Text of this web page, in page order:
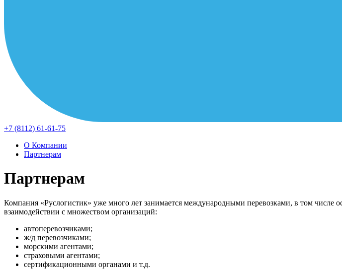
+7 (8112) 61-61-75
О Компании
Партнерам
Партнерам
Компания «Руслогистик» уже много лет занимается международными перевозками, в том числе
взаимодействии с множеством организаций:
автоперевозчиками;
ж/д перевозчиками;
морскими агентами;
страховыми агентами;
сертификационными органами и т.д.